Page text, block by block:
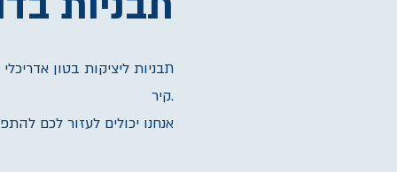
תבניות ליציקות בטון
.קיר
אנחנו יכולים לעזור לכם